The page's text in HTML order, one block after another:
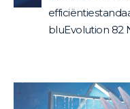
bluEvolution 82